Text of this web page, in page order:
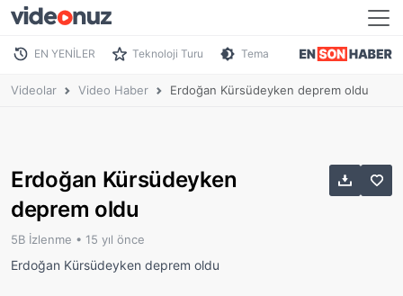
EN YENİLER Teknoloji Turu Tema
Videolar Video Haber Erdoğan Kürsüdeyken deprem oldu
Erdoğan Kürsüdeyken
deprem oldu
5B İzlenme • 15 yıl önce
Erdoğan Kürsüdeyken deprem oldu